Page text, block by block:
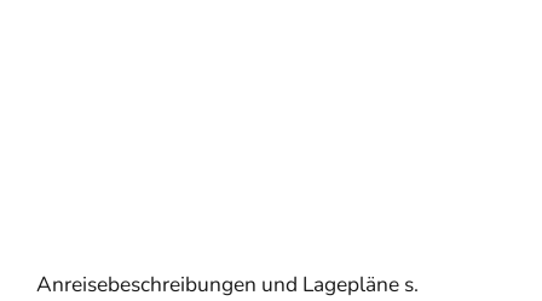
Anreisebeschreibungen und Lagepläne s.